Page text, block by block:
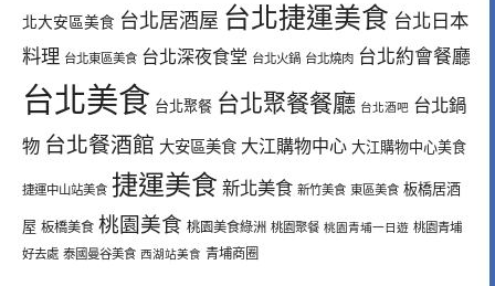
北大安區美食 台北居酒屋 台北捷運美食 台北日本
料理 台北東區美食 台北深夜食堂 台北火鍋 台北燒肉 台北約會餐廳
台北美食 台北聚餐 台北聚餐餐廳 台北酒吧 台北鍋
物 台北餐酒館 大安區美食 大江購物中心 大江購物中心美食
捷運中山站美食 捷運美食 新北美食 新竹美食 東區美食 板橋居酒
屋 板橋美食 桃園美食 桃園美食綠洲 桃園聚餐 桃園青埔一日遊 桃園青埔
好去處 泰國曼谷美食 西湖站美食 青埔商圈